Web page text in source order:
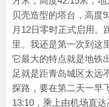
贝壳造型的塔台，高度
月12日零时正式启用。
里。我还是第一次到这
它最大的特点就是地铁
足就是距青岛城区太远
探路，要在第二天一早
13:10，乘上由机场直